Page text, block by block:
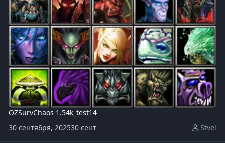
OZSurvChaos 1.54k_test14
30 сентября, 202530 сент
Stvel